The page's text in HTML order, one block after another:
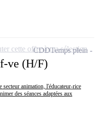
ve (H/F)
secteur animation, l'éducateur-rice
des séances adaptées aux
CDDTemps plein
cette offre à ma sélection